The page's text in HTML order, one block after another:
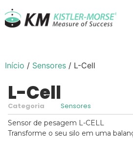
Início / Sensores / L-Cell
L-Cell
Categoria Sensores
Sensor de pesagem L-CELL
Transforme o seu silo em uma